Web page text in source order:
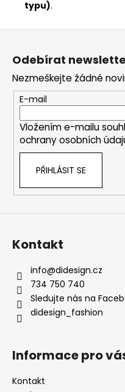
typu).
Z
Odebírat
Nezmeškejte žádné
E-mail
Vložením e-mailu
ochrany osobních
PŘIHLÁSIT SE
Kontakt
info@didesign.cz
734 750 740
Sledujte nás na
didesign_fashion
Informace pro
Kontakt